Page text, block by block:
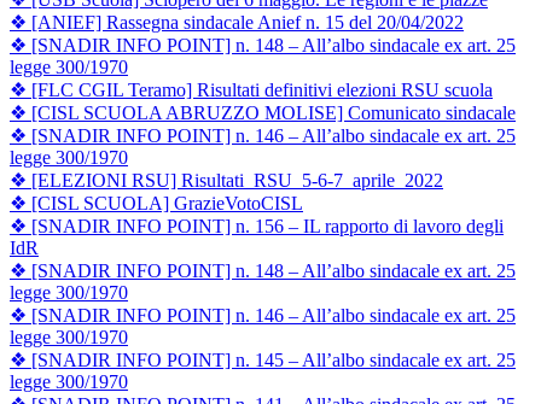
❖ [ANIEF] Rassegna sindacale Anief n. 15 del 20/04/2022
❖ [SNADIR INFO POINT] n. 148 – All’albo sindacale ex art. 25
legge 300/1970
❖ [FLC CGIL Teramo] Risultati definitivi elezioni RSU scuola
❖ [CISL SCUOLA ABRUZZO MOLISE] Comunicato sindacale
❖ [SNADIR INFO POINT] n. 146 – All’albo sindacale ex art. 25
legge 300/1970
❖ [ELEZIONI RSU] Risultati_RSU_5-6-7_aprile_2022
❖ [CISL SCUOLA] GrazieVotoCISL
❖ [SNADIR INFO POINT] n. 156 – IL rapporto di lavoro degli
IdR
❖ [SNADIR INFO POINT] n. 148 – All’albo sindacale ex art. 25
legge 300/1970
❖ [SNADIR INFO POINT] n. 146 – All’albo sindacale ex art. 25
legge 300/1970
❖ [SNADIR INFO POINT] n. 145 – All’albo sindacale ex art. 25
legge 300/1970